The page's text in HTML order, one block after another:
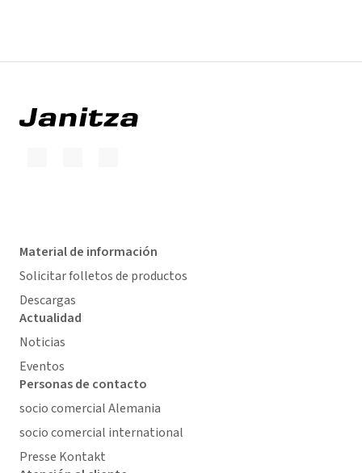
Material de información
Solicitar folletos de productos
Descargas
Actualidad
Noticias
Eventos
Personas de contacto
socio comercial Alemania
socio comercial international
Presse Kontakt